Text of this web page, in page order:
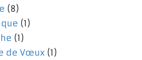
(8)
(1)
(1)
de Vœux (1)